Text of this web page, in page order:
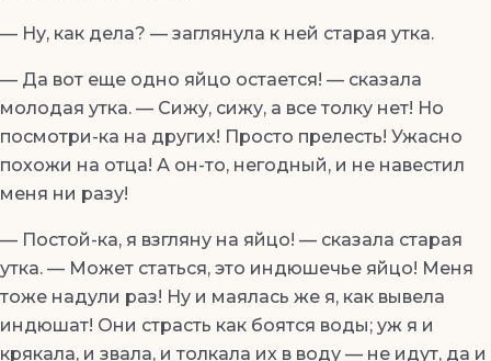
— Ну, как дела? — заглянула к ней старая утка.
— Да вот еще одно яйцо остается! — сказала
молодая утка. — Сижу, сижу, а все толку нет! Но
посмотри-ка на других! Просто прелесть! Ужасно
похожи на отца! А он-то, негодный, и не навестил
меня ни разу!
— Постой-ка, я взгляну на яйцо! — сказала старая
утка. — Может статься, это индюшечье яйцо! Меня
тоже надули раз! Ну и маялась же я, как вывела
индюшат! Они страсть как боятся воды; уж я и
крякала, и звала, и толкала их в воду — не идут, да и